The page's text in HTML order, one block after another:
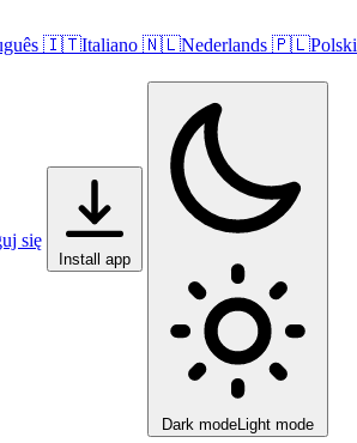
🇮🇹Italiano 🇳🇱Nederlands 🇵🇱Polski
się
Install app
Dark modeLight mode